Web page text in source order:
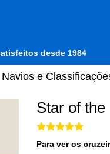
desde 1984
Navios e
Star of the
Para ver os